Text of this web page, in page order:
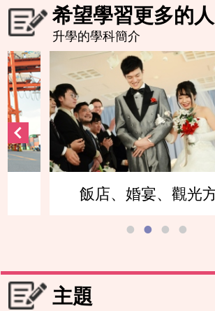
希望學習更多的人
升學的學科簡介
飯店、婚宴、觀光方面
主題